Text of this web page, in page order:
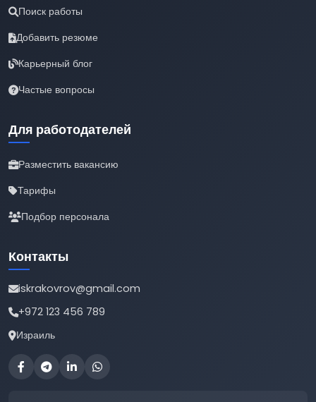
Поиск работы
Добавить резюме
Карьерный блог
Частые вопросы
Для работодателей
Разместить вакансию
Тарифы
Подбор персонала
Контакты
iskrakovrov@gmail.com
+972 123 456 789
Израиль